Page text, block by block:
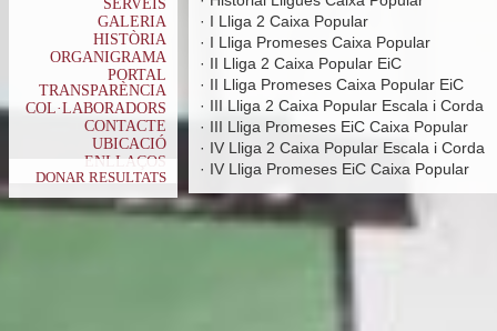
SERVEIS
GALERIA
HISTÒRIA
ORGANIGRAMA
PORTAL
TRANSPARÈNCIA
COL·LABORADORS
CONTACTE
UBICACIÓ
ENLLAÇOS
DONAR RESULTATS
· I Lliga 2 Caixa Popular
· I Lliga Promeses Caixa Popular
· II Lliga 2 Caixa Popular EiC
· II Lliga Promeses Caixa Popular EiC
· III Lliga 2 Caixa Popular Escala i Corda
· III Lliga Promeses EiC Caixa Popular
· IV Lliga 2 Caixa Popular Escala i Corda
· IV Lliga Promeses EiC Caixa Popular